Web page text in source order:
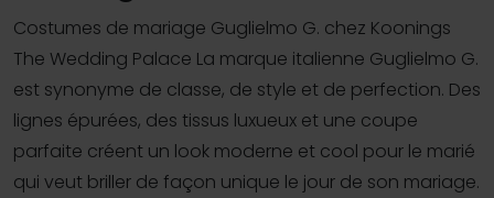
Costumes de mariage Guglielmo G. chez Koonings
The Wedding Palace La marque italienne Guglielmo G.
est synonyme de classe, de style et de perfection. Des
lignes épurées, des tissus luxueux et une coupe
parfaite créent un look moderne et cool pour le marié
qui veut briller de façon unique le jour de son mariage.